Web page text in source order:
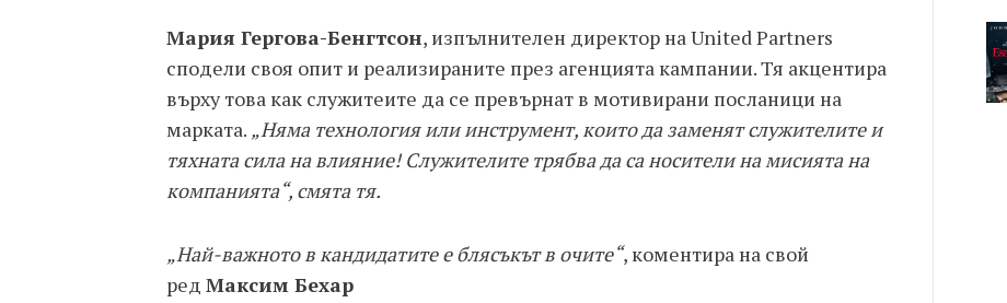
Мария Гергова-Бенгтсон, изпълнителен директор на United Partners
сподели своя опит и реализираните през агенцията кампании. Тя акцентира
върху това как служитеите да се превърнат в мотивирани посланици на
марката. „Няма технология или инструмент, които да заменят служителите и
тяхната сила на влияние! Служителите трябва да са носители на мисията на
компанията“, смята тя.
„Най-важното в кандидатите е блясъкът в очите“, коментира на свой
ред Максим Бехар